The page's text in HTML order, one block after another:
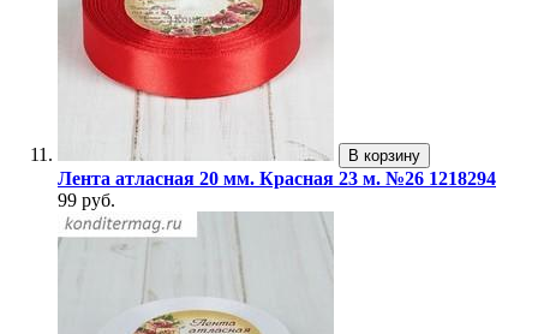
В корзину
Лента атласная 20 мм. Красная 23 м. №26 1218294
99 руб.